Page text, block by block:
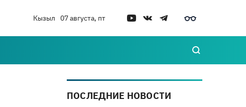
Кызыл 07 августа, пт
ПОСЛЕДНИЕ НОВОСТИ